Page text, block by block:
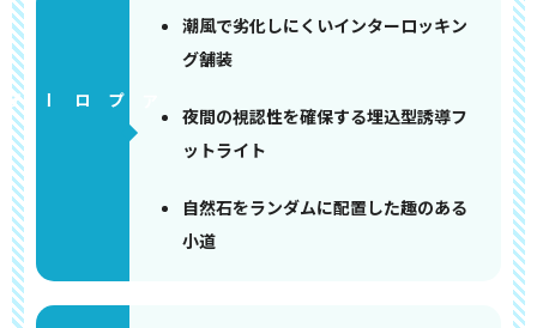
アプローチ
潮風で劣化しにくいインターロッキン
グ舗装
夜間の視認性を確保する埋込型誘導フ
ットライト
自然石をランダムに配置した趣のある
小道